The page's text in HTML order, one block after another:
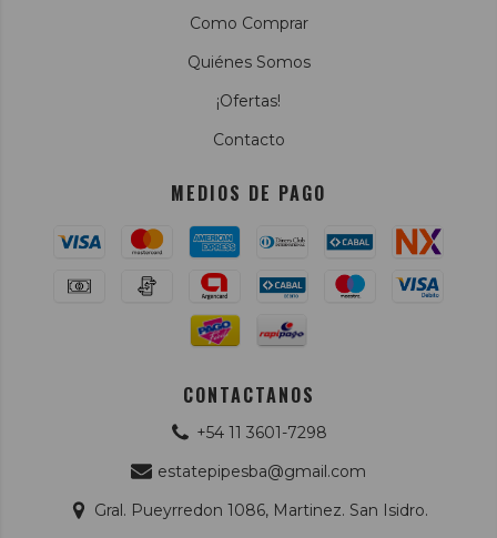
Como Comprar
Quiénes Somos
¡Ofertas!
Contacto
MEDIOS DE PAGO
CONTACTANOS
+54 11 3601-7298
estatepipesba@gmail.com
Gral. Pueyrredon 1086, Martinez. San Isidro.